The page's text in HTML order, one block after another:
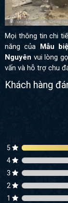
Mọi thông tin chi
năng của
Mẫu
Nguyên vui lòng
vấn và hỗ trợ chu
Khách hàng
5
4
3
2
1